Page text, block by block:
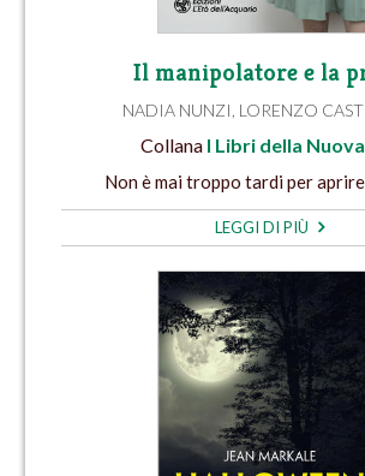
Il manipolatore e la
NADIA NUNZI LORENZO
Collana I Libri della
Non è mai troppo tardi per
LEGGI DI PIÙ